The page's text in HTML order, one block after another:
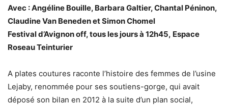
Avec : Angéline Bouille, Barbara Galtier, Chantal Péninon,
Claudine Van Beneden et Simon Chomel
Festival d’Avignon off, tous les jours à 12h45, Espace
Roseau Teinturier
A plates coutures raconte l’histoire des femmes de l’usine
Lejaby, renommée pour ses soutiens-gorge, qui avait
déposé son bilan en 2012 à la suite d’un plan social,